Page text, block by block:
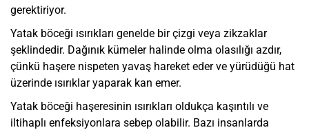
gerektiriyor.
Yatak böceği ısırıkları genelde bir çizgi veya zikzaklar
şeklindedir. Dağınık kümeler halinde olma olasılığı azdır,
çünkü haşere nispeten yavaş hareket eder ve yürüdüğü hat
üzerinde ısırıklar yaparak kan emer.
Yatak böceği haşeresinin ısırıkları oldukça kaşıntılı ve
iltihaplı enfeksiyonlara sebep olabilir. Bazı insanlarda